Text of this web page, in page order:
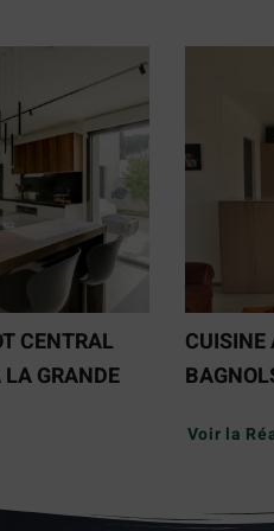
CENTRAL
GRANDE
Voir la